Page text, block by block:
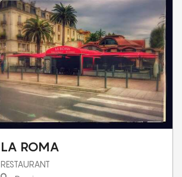
LA ROMA
RESTAURANT